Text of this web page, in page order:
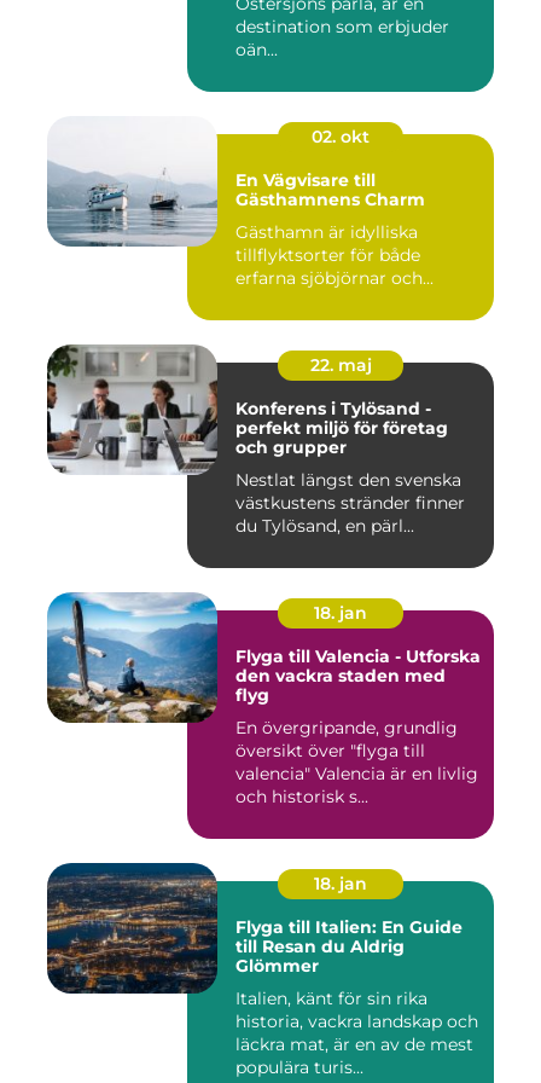
destination som erbjuder
oän...
02. okt
En Vägvisare till
Gästhamnens Charm
Gästhamn är idylliska
tillflyktsorter för både
erfarna sjöbjörnar och...
22. maj
Konferens i Tylösand -
perfekt miljö för företag
och grupper
Nestlat längst den svenska
västkustens stränder finner
du Tylösand, en pärl...
18. jan
Flyga till Valencia - Utforska
den vackra staden med
flyg
En övergripande, grundlig
översikt över "flyga till
valencia" Valencia är en livlig
och historisk s...
18. jan
Flyga till Italien: En Guide
till Resan du Aldrig
Glömmer
Italien, känt för sin rika
historia, vackra landskap och
läckra mat, är en av de mest
populära turis...